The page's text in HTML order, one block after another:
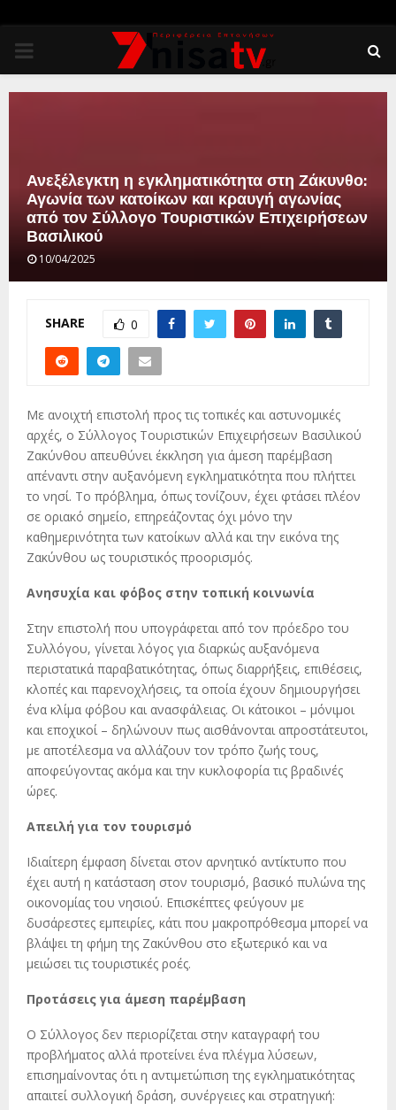
PRIMARY
MENU
Ανεξέλεγκτη η εγκληματικότητα στη Ζάκυνθο:
Αγωνία των κατοίκων και κραυγή αγωνίας
από τον Σύλλογο Τουριστικών Επιχειρήσεων
Βασιλικού
10/04/2025
SHARE 0
Με ανοιχτή επιστολή προς τις τοπικές και αστυνομικές
αρχές, ο Σύλλογος Τουριστικών Επιχειρήσεων Βασιλικού
Ζακύνθου απευθύνει έκκληση για άμεση παρέμβαση
απέναντι στην αυξανόμενη εγκληματικότητα που πλήττει
το νησί. Το πρόβλημα, όπως τονίζουν, έχει φτάσει πλέον
σε οριακό σημείο, επηρεάζοντας όχι μόνο την
καθημερινότητα των κατοίκων αλλά και την εικόνα της
Ζακύνθου ως τουριστικός προορισμός.
Ανησυχία και φόβος στην τοπική κοινωνία
Στην επιστολή που υπογράφεται από τον πρόεδρο του
Συλλόγου, γίνεται λόγος για διαρκώς αυξανόμενα
περιστατικά παραβατικότητας, όπως διαρρήξεις, επιθέσεις,
κλοπές και παρενοχλήσεις, τα οποία έχουν δημιουργήσει
ένα κλίμα φόβου και ανασφάλειας. Οι κάτοικοι – μόνιμοι
και εποχικοί – δηλώνουν πως αισθάνονται απροστάτευτοι,
με αποτέλεσμα να αλλάζουν τον τρόπο ζωής τους,
αποφεύγοντας ακόμα και την κυκλοφορία τις βραδινές
ώρες.
Απειλή για τον τουρισμό
Ιδιαίτερη έμφαση δίνεται στον αρνητικό αντίκτυπο που
έχει αυτή η κατάσταση στον τουρισμό, βασικό πυλώνα της
οικονομίας του νησιού. Επισκέπτες φεύγουν με
δυσάρεστες εμπειρίες, κάτι που μακροπρόθεσμα μπορεί να
βλάψει τη φήμη της Ζακύνθου στο εξωτερικό και να
μειώσει τις τουριστικές ροές.
Προτάσεις για άμεση παρέμβαση
Ο Σύλλογος δεν περιορίζεται στην καταγραφή του
προβλήματος αλλά προτείνει ένα πλέγμα λύσεων,
επισημαίνοντας ότι η αντιμετώπιση της εγκληματικότητας
απαιτεί συλλογική δράση, συνέργειες και στρατηγική: